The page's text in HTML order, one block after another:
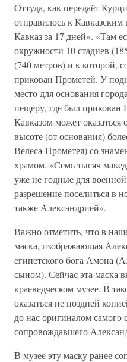
Оттуда, как передаёт
отправилось к Кавказским
Кавказ за 17 дней». «Там
окружности 10 стадиев
(740 метров) и к которой,
прикован Прометей. У
место для основания
пещеру, где был прикован
Кавказом может
высоте (от основания)
Велеса-Прометея) со
храмом. «Семь тысяч
уже не годные для
разрешение поселиться в
также Александрией».
Важно отметить, что в
маска, изображающая
египетского бога Амона
сыном). Сейчас эта маска
краеведческом музее. В
оказаться не поздней
до нас оригиналом самого
сопровождавшего
В музее эту маску ранее